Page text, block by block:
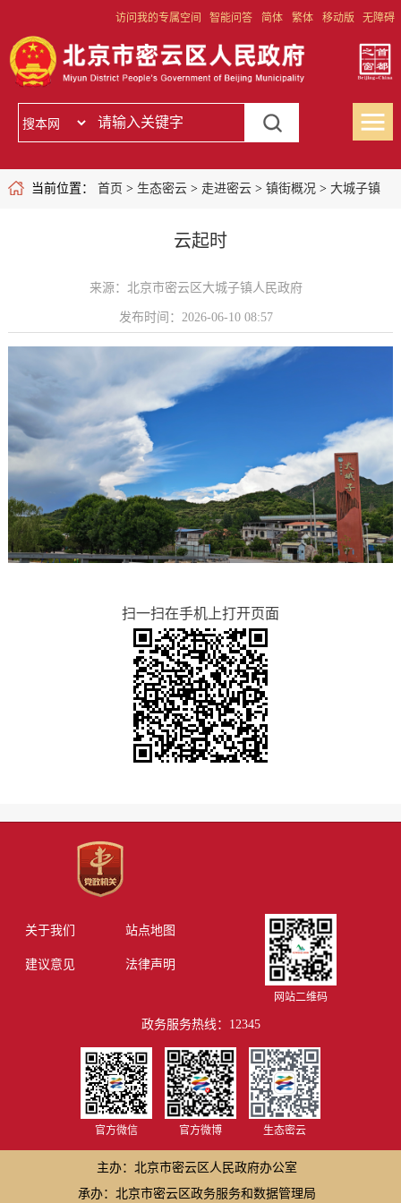
访问我的专属空间 智能问答 简体 繁体 移动版 无障碍
当前位置： 首页 > 生态密云> 走进密云> 镇街概况 > 大城子镇
云起时
来源：北京市密云区大城子镇人民政府
发布时间：2026-06-10 08:57
扫一扫在手机上打开页面
关于我们 站点地图
建议意见 法律声明
网站二维码
政务服务热线：12345
官方微信 官方微博 生态密云
主办：北京市密云区人民政府办公室
承办：北京市密云区政务服务和数据管理局